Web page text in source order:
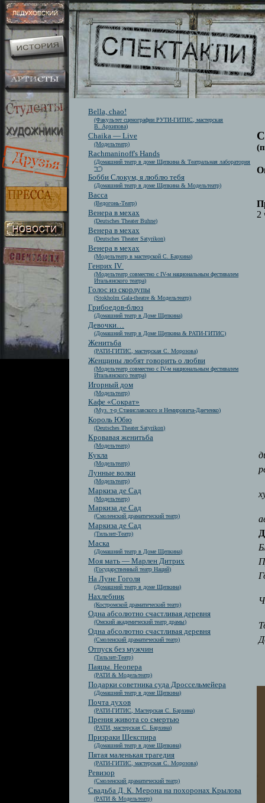
Bella, chao!
(Факультет сценографии РУТИ-ГИТИС, мастерская
В. Архипова)
Chaika — Live
(Модельтеатр)
Rachmaninoff's Hands
(Домашний театр в доме Щепкина & Театральная лаборатория
“t”)
Бобби Слокум, я люблю тебя
(Домашний театр в доме Щепкина & Модельтеатр)
Васса
(Ведогонь-Театр)
Венера в мехах
(Deutsches Theater Buhne)
Венера в мехах
(Deutsches Theater Satyrikon)
Венера в мехах
(Модельтеатр в мастерской С. Бархина)
Генрих IV
(Модельтеатр совместно с IV-м национальным фестивалем
Итальянского театра)
Голос из скорлупы
(Stokholm Gala-theatre & Модельтеатр)
Грибоедов-блюз
(Домашний театр в Доме Щепкина)
Девочки…
(Домашний театр в Доме Щепкина & РАТИ-ГИТИС)
Женитьба
(РАТИ-ГИТИС, мастерская С. Морозова)
Женщины любят говорить о любви
(Модельтеатр совместно с IV-м национальным фестивалем
Итальянского театра)
Игорный дом
(Модельтеатр)
Кафе «Сократ»
(Муз. т-р Станиславского и Немировича-Данченко)
Король Юбю
(Deutsches Theater Satyrikon)
Кровавая женитьба
(Модельтеатр)
Кукла
(Модельтеатр)
Лунные волки
(Модельтеатр)
Маркиза де Сад
(Модельтеатр)
Маркиза де Сад
(Смоленский драматический театр)
Маркиза де Сад
(Тильзит-Театр)
Маска
(Домашний театр в Доме Щепкина)
Моя мать — Марлен Дитрих
(Государственный театр Наций)
На Луне Гоголя
(Домашний театр в доме Щепкина)
Нахлебник
(Костромской драматический театр)
Одна абсолютно счастливая деревня
(Омский академический театр драмы)
Одна абсолютно счастливая деревня
(Смоленский драматический театр)
Отпуск без мужчин
(Тильзит-Театр)
Паяцы. Неопера
(РАТИ & Модельтеатр)
Подарки советника суда Дроссельмейера
(Домашний театр в доме Щепкина)
Почта духов
(РАТИ-ГИТИС, Мастерская С. Бархина)
Прения живота со смертью
(РАТИ, мастерская С. Бархина)
Призраки Шекспира
(Домашний театр в доме Щепкина)
Пятая маленькая трагедия
(РАТИ-ГИТИС, мастерская С. Морозова)
Ревизор
(Смоленский драматический театр)
Свадьба Д. К. Мерона на похоронах Крылова
(РАТИ & Модельтеатр)
2